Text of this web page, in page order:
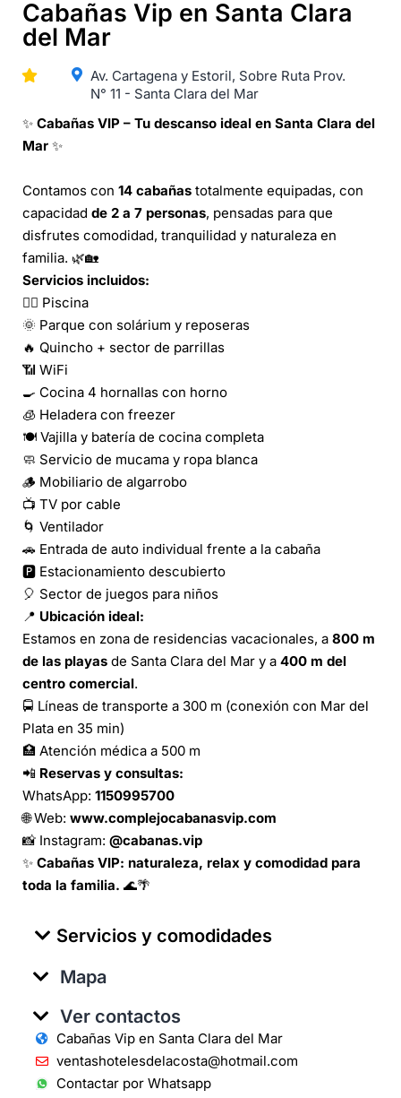
Cabañas Vip en Santa Clara
del Mar
Av. Cartagena y Estoril, Sobre Ruta Prov.
N° 11 - Santa Clara del Mar
✨ Cabañas VIP – Tu descanso ideal en Santa Clara del
Mar ✨
Contamos con 14 cabañas totalmente equipadas, con
capacidad de 2 a 7 personas, pensadas para que
disfrutes comodidad, tranquilidad y naturaleza en
familia. 🌿🏡
Servicios incluidos:
🏊‍♂️ Piscina
🌞 Parque con solárium y reposeras
🔥 Quincho + sector de parrillas
📶 WiFi
🍳 Cocina 4 hornallas con horno
🧊 Heladera con freezer
🍽️ Vajilla y batería de cocina completa
🧼 Servicio de mucama y ropa blanca
🪵 Mobiliario de algarrobo
📺 TV por cable
🌀 Ventilador
🚗 Entrada de auto individual frente a la cabaña
🅿️ Estacionamiento descubierto
🎈 Sector de juegos para niños
📍 Ubicación ideal:
Estamos en zona de residencias vacacionales, a 800 m
de las playas de Santa Clara del Mar y a 400 m del
centro comercial.
🚍 Líneas de transporte a 300 m (conexión con Mar del
Plata en 35 min)
🏥 Atención médica a 500 m
📲 Reservas y consultas:
WhatsApp: 1150995700
🌐 Web: www.complejocabanasvip.com
📸 Instagram: @cabanas.vip
✨ Cabañas VIP: naturaleza, relax y comodidad para
toda la familia. 🌊🌴
Servicios y comodidades
Mapa
Ver contactos
Cabañas Vip en Santa Clara del Mar
ventashotelesdelacosta@hotmail.com
Contactar por Whatsapp